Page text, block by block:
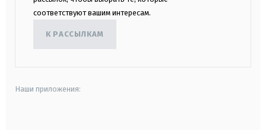
соответствуют вашим интересам.
К РАССЫЛКАМ
Наши приложения: